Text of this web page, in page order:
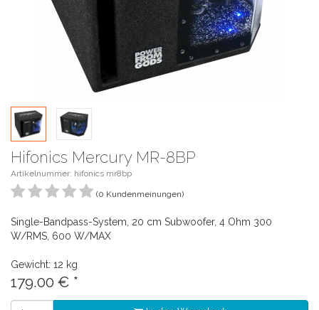
Hifonics Mercury MR-8BP
Artikelnummer: hifonics mr8bp
(0 Kundenmeinungen)
Single-Bandpass-System, 20 cm Subwoofer, 4 Ohm 300
W/RMS, 600 W/MAX
Gewicht: 12 kg
179.00 € *